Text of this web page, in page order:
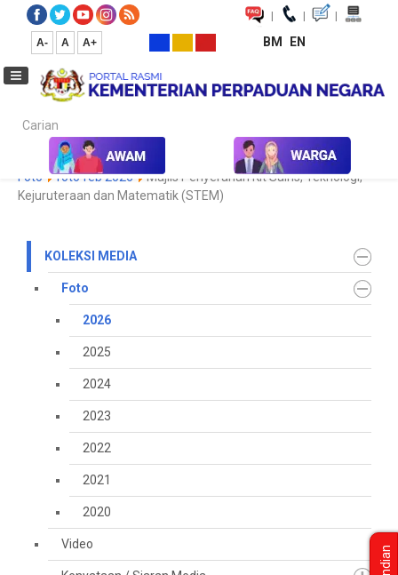
| | |
A- A A+ BM EN
Carian...
Laman Utama Media Koleksi Media Foto 2026
Galeri
Foto
foto feb 2026
Majlis Penyerahan Kit Sains, Teknologi,
Kejuruteraan dan Matematik (STEM)
KOLEKSI MEDIA
Foto
2026
2025
2024
2023
2022
2021
2020
Video
Undian